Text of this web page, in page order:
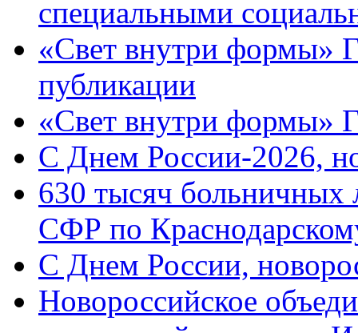
специальными
«Свет внутри формы»
публикации
«Свет внутри формы»
C Днем России-2026,
630 тысяч больничных
СФР по
C Днем России,
Новороссийское